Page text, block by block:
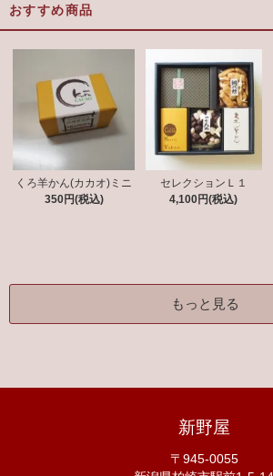
おすすめ商品
くろ羊かん(カカオ)ミニ
350円(税込)
セレクションＬ１
4,100円(税込)
もっと見る
新野屋
〒945-0055